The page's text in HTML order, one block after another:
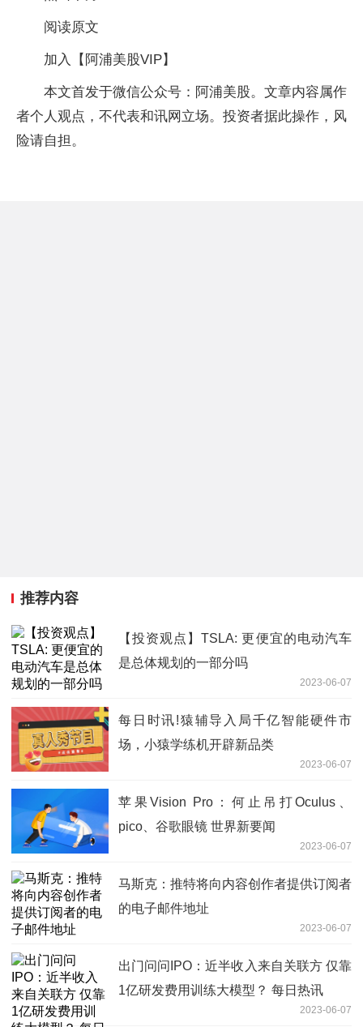
阅读原文
加入【阿浦美股VIP】
本文首发于微信公众号：阿浦美股。文章内容属作
者个人观点，不代表和讯网立场。投资者据此操作，风
险请自担。
推荐内容
【投资观点】TSLA: 更便宜的电动汽车
是总体规划的一部分吗
2023-06-07
每日时讯!猿辅导入局千亿智能硬件市
场，小猿学练机开辟新品类
2023-06-07
苹果Vision Pro：何止吊打Oculus、
pico、谷歌眼镜 世界新要闻
2023-06-07
马斯克：推特将向内容创作者提供订阅者
的电子邮件地址
2023-06-07
出门问问IPO：近半收入来自关联方 仅靠
1亿研发费用训练大模型？ 每日热讯
2023-06-07